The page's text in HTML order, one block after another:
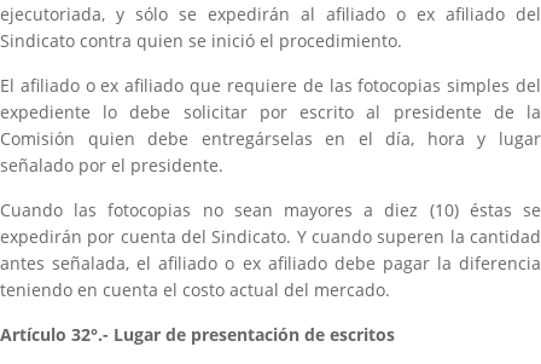
ejecutoriada, y sólo se expedirán al afiliado o ex afiliado del
Sindicato contra quien se inició el procedimiento.
El afiliado o ex afiliado que requiere de las fotocopias simples del
expediente lo debe solicitar por escrito al presidente de la
Comisión quien debe entregárselas en el día, hora y lugar
señalado por el presidente.
Cuando las fotocopias no sean mayores a diez (10) éstas se
expedirán por cuenta del Sindicato. Y cuando superen la cantidad
antes señalada, el afiliado o ex afiliado debe pagar la diferencia
teniendo en cuenta el costo actual del mercado.
Artículo 32°.- Lugar de presentación de escritos